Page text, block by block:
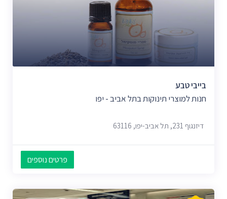
בייבי טבע
חנות למוצרי תינוקות בתל אביב - יפו
דיזנגוף 231, תל אביב-יפו, 63116
פרטים נוספים